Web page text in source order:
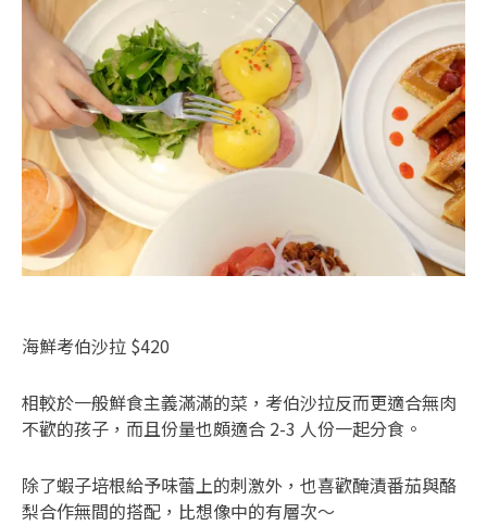
海鮮考伯沙拉 $420
相較於一般鮮食主義滿滿的菜，考伯沙拉反而更適合無肉
不歡的孩子，而且份量也頗適合 2-3 人份一起分食。
除了蝦子培根給予味蕾上的刺激外，也喜歡醃漬番茄與酪
梨合作無間的搭配，比想像中的有層次～